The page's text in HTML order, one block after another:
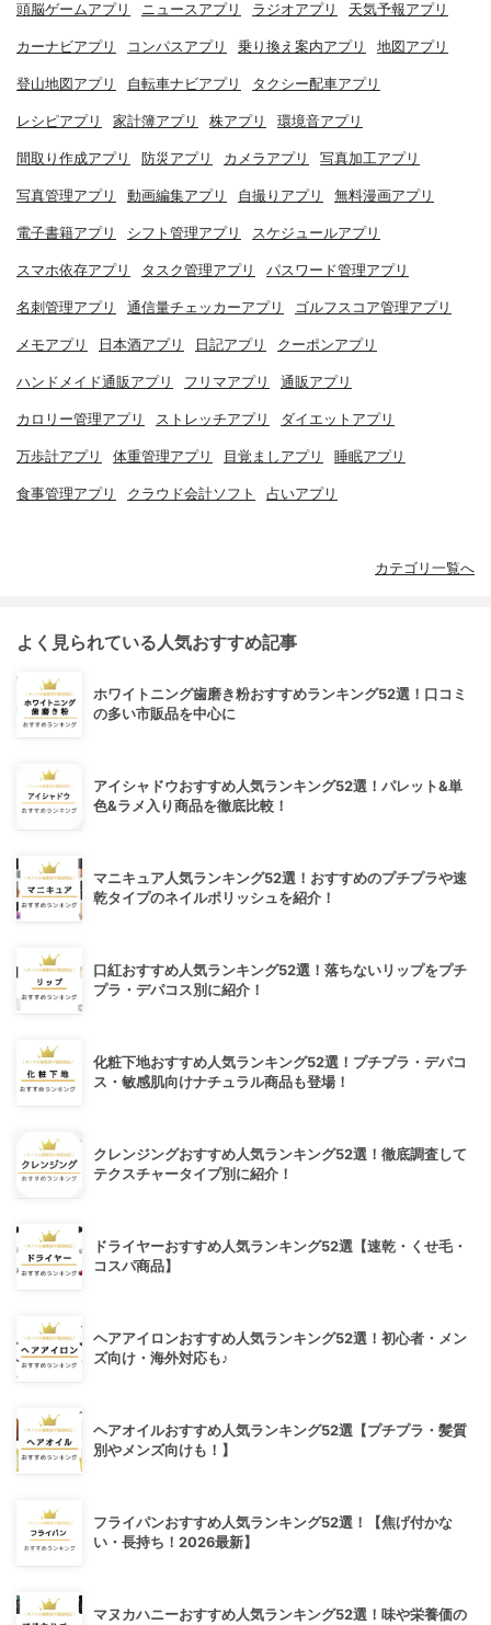
頭脳ゲームアプリ ニュースアプリ ラジオアプリ 天気予報アプリ
カーナビアプリ コンパスアプリ 乗り換え案内アプリ 地図アプリ
登山地図アプリ 自転車ナビアプリ タクシー配車アプリ
レシピアプリ 家計簿アプリ 株アプリ 環境音アプリ
間取り作成アプリ 防災アプリ カメラアプリ 写真加工アプリ
写真管理アプリ 動画編集アプリ 自撮りアプリ 無料漫画アプリ
電子書籍アプリ シフト管理アプリ スケジュールアプリ
スマホ依存アプリ タスク管理アプリ パスワード管理アプリ
名刺管理アプリ 通信量チェッカーアプリ ゴルフスコア管理アプリ
メモアプリ 日本酒アプリ 日記アプリ クーポンアプリ
ハンドメイド通販アプリ フリマアプリ 通販アプリ
カロリー管理アプリ ストレッチアプリ ダイエットアプリ
万歩計アプリ 体重管理アプリ 目覚ましアプリ 睡眠アプリ
食事管理アプリ クラウド会計ソフト 占いアプリ
カテゴリ一覧へ
よく見られている人気おすすめ記事
ホワイトニング歯磨き粉おすすめランキング52選！口コミ
の多い市販品を中心に
アイシャドウおすすめ人気ランキング52選！パレット&単
色&ラメ入り商品を徹底比較！
マニキュア人気ランキング52選！おすすめのプチプラや速
乾タイプのネイルポリッシュを紹介！
口紅おすすめ人気ランキング52選！落ちないリップをプチ
プラ・デパコス別に紹介！
化粧下地おすすめ人気ランキング52選！プチプラ・デパコ
ス・敏感肌向けナチュラル商品も登場！
クレンジングおすすめ人気ランキング52選！徹底調査して
テクスチャータイプ別に紹介！
ドライヤーおすすめ人気ランキング52選【速乾・くせ毛・
コスパ商品】
ヘアアイロンおすすめ人気ランキング52選！初心者・メン
ズ向け・海外対応も♪
ヘアオイルおすすめ人気ランキング52選【プチプラ・髪質
別やメンズ向けも！】
フライパンおすすめ人気ランキング52選！【焦げ付かな
い・長持ち！2026最新】
マヌカハニーおすすめ人気ランキング52選！味や栄養価の